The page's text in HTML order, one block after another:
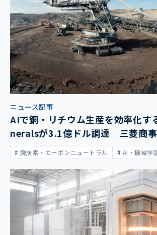
ニュース記事
AIで銅・リチウム生産を効率化
neralsが3.1億ドル調達 三菱商
脱炭素・カーボンニュートラル AI・機械学